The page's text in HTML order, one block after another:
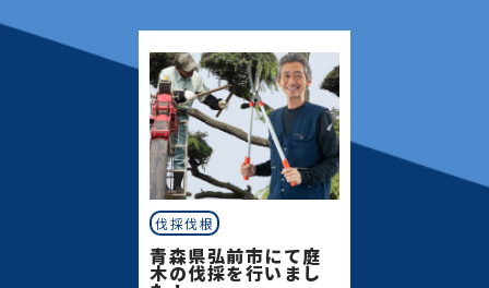
定・草刈りなどのお庭の
こと、造園・
定・草刈りなどのお庭の
こと、造園・
伐採伐根
青森県弘前市にて庭
木の伐採を行いまし